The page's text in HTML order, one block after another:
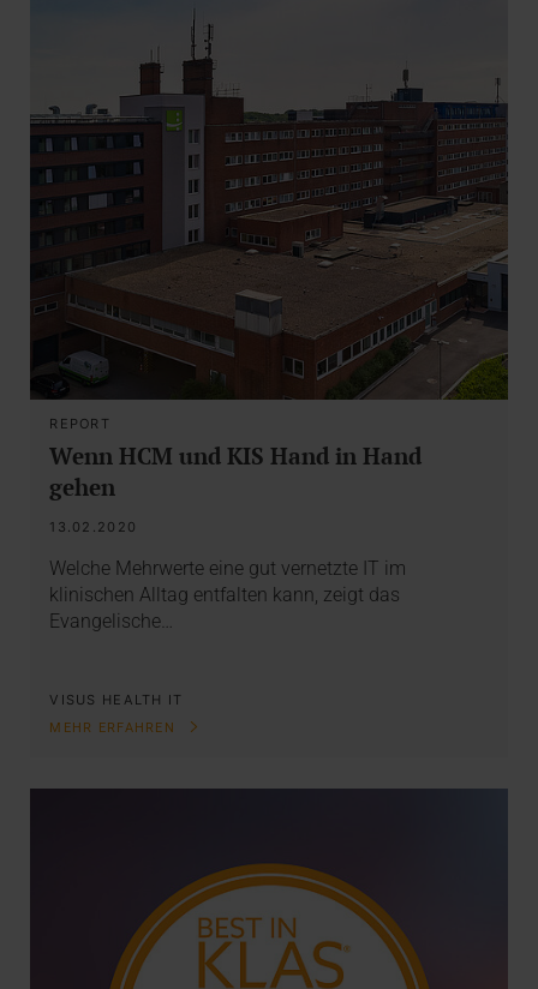
REPORT
Wenn HCM und KIS Hand in Hand
gehen
13.02.2020
Welche Mehrwerte eine gut vernetzte IT im
klinischen Alltag entfalten kann, zeigt das
Evangelische…
VISUS HEALTH IT
MEHR ERFAHREN